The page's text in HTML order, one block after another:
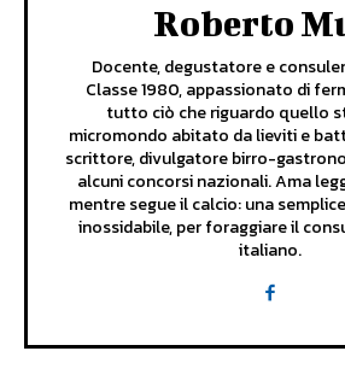
Roberto
Docente, degustatore e
Classe 1980, appassionato di
tutto ciò che riguardo quello
micromondo abitato da lieviti e
scrittore, divulgatore birro-
alcuni concorsi nazionali. Ama
mentre segue il calcio: una
inossidabile, per foraggiare il
italiano.